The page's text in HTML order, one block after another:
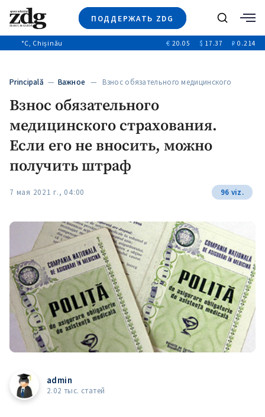
ПОДДЕРЖАТЬ ZDG
Новости
Расследования
Общество
+312
Поиск
°C, Chișinău € 20.05 $ 17.37 ₽ 0.214
Principală — Важное — Взнос обязательного медицинского
Взнос обязательного
медицинского страхования.
Если его не вносить, можно
получить штраф
7 мая 2021 г., 04:00 96 viz.
admin
2.02 тыс. статей